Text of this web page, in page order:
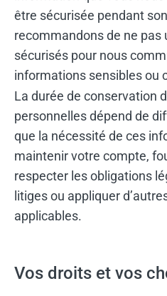
être sécurisée pendant
recommandons de ne pas
sécurisés pour nous
informations sensibles ou
La durée de conservation
personnelles dépend de
que la nécessité de ces
maintenir votre compte,
respecter les obligations
litiges ou appliquer
applicables.
Vos droits et vos